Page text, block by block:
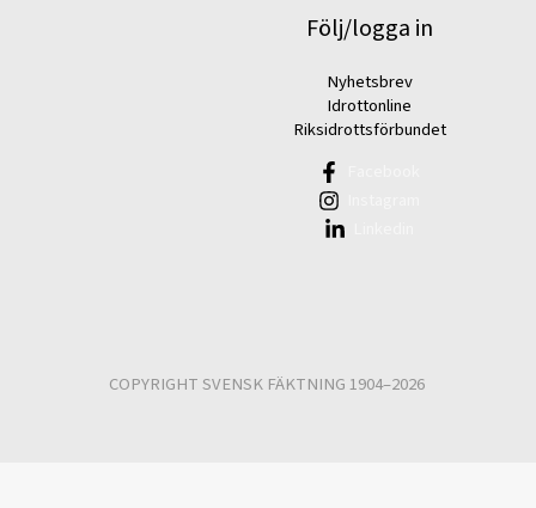
Följ/logga in
Nyhetsbrev
Idrottonline
Riksidrottsförbundet
COPYRIGHT SVENSK FÄKTNING 1904–2026